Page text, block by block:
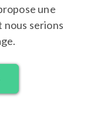
une
serions